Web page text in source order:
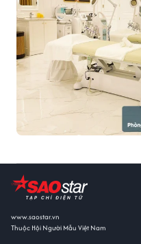
www.saostar.vn
Thuộc Hội Người Mẫu Việt Nam